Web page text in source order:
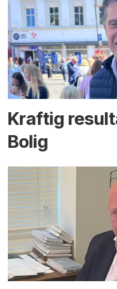
Kraftig
Bolig